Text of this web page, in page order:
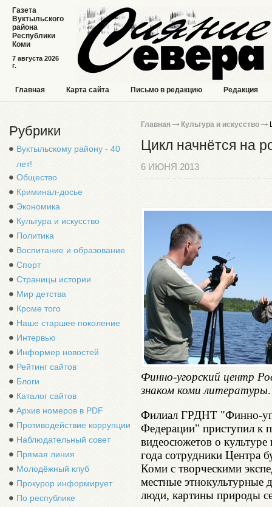
7 августа 2026
г.
Газета
Вуктыльского
района
Республики
Коми
Главная Карта сайта Письмо в редакцию Редакция
Рубрики
Вуктыльскому району - 40
лет!
Общество
Криминал-досье
Экономика
Культура и искусство
Политика
Воспитание и образование
Спорт
Страницы истории
Мир детства
Кроме того
Наше старшее поколение
Интервью
Информер новостей
Рейтинг сайтов
Блоги
Каталог сайтов
Архив номеров в PDF
Противодействие коррупции
Наблюдательный совет
Прямая линия
Молодёжный клуб
Прокурор информирует
По республике
Главная Культура и искусство
Цикл начнётся на
6 ИЮНЯ 2013
Финно-угорский центр
знаком коми литературы.
Филиал ГРДНТ "Финно-
Федерации" приступил к
видеосюжетов о
года сотрудники Центра
Коми с творческими
местные этнокультурные
люди, картины природы